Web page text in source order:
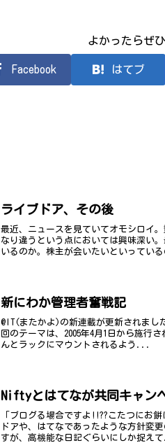
よかったらぜ
Facebook はてブ
ライブドア、その後
最近、ニュースを見ていてオモシロイ
なり違うという点においては興味深い
いるのか。株主が会いたいといってい
新にわか管理者奮戦記
@IT(またかよ)の新連載が更新されまし
回のテーマは、2005年4月1日から施行
んとラックにマウントされるよう...
Niftyとはてなが共同キャン
「ブログる場合ですよ!!??こたつにお
ドアや、はてなであったような方針変
すが、高機能な日記ぐらいにしか捉え